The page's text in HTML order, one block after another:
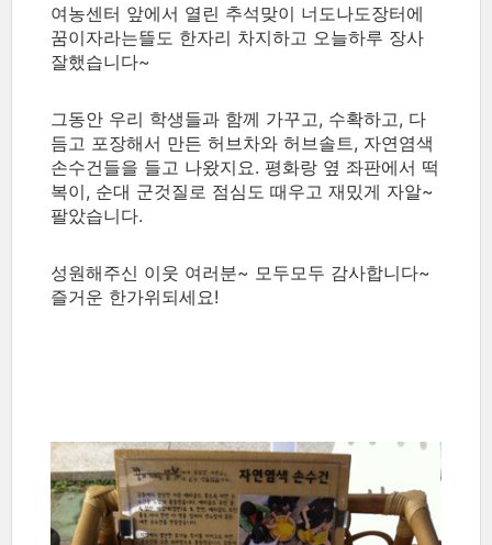
여농센터 앞에서 열린 추석맞이 너도나도장터에
꿈이자라는뜰도 한자리 차지하고 오늘하루 장사
잘했습니다~
그동안 우리 학생들과 함께 가꾸고, 수확하고, 다
듬고 포장해서 만든 허브차와 허브솔트, 자연염색
손수건들을 들고 나왔지요. 평화랑 옆 좌판에서 떡
복이, 순대 군것질로 점심도 때우고 재밌게 자알~
팔았습니다.
성원해주신 이웃 여러분~ 모두모두 감사합니다~
즐거운 한가위되세요!